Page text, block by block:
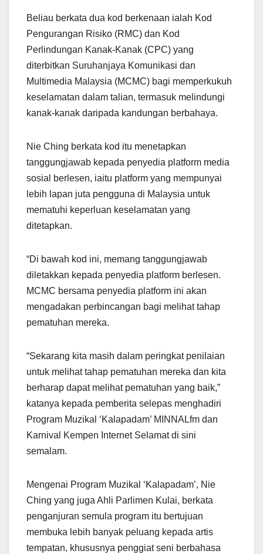
Beliau berkata dua kod berkenaan ialah Kod
Pengurangan Risiko (RMC) dan Kod
Perlindungan Kanak-Kanak (CPC) yang
diterbitkan Suruhanjaya Komunikasi dan
Multimedia Malaysia (MCMC) bagi memperkukuh
keselamatan dalam talian, termasuk melindungi
kanak-kanak daripada kandungan berbahaya.
Nie Ching berkata kod itu menetapkan
tanggungjawab kepada penyedia platform media
sosial berlesen, iaitu platform yang mempunyai
lebih lapan juta pengguna di Malaysia untuk
mematuhi keperluan keselamatan yang
ditetapkan.
“Di bawah kod ini, memang tanggungjawab
diletakkan kepada penyedia platform berlesen.
MCMC bersama penyedia platform ini akan
mengadakan perbincangan bagi melihat tahap
pematuhan mereka.
“Sekarang kita masih dalam peringkat penilaian
untuk melihat tahap pematuhan mereka dan kita
berharap dapat melihat pematuhan yang baik,”
katanya kepada pemberita selepas menghadiri
Program Muzikal ‘Kalapadam’ MINNALfm dan
Karnival Kempen Internet Selamat di sini
semalam.
Mengenai Program Muzikal ‘Kalapadam’, Nie
Ching yang juga Ahli Parlimen Kulai, berkata
penganjuran semula program itu bertujuan
membuka lebih banyak peluang kepada artis
tempatan, khususnya penggiat seni berbahasa